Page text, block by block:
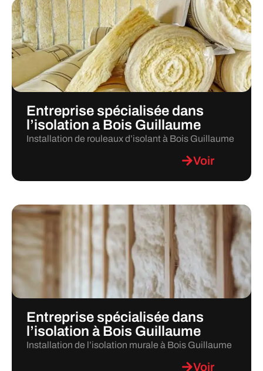
Entreprise spécialisée dans
l’isolation a Bois Guillaume
Installation de rouleaux d’isolant à Bois Guillaume
Voir
Entreprise spécialisée dans
l’isolation à Bois Guillaume
Installation de l’isolation murale à Bois Guillaume
Voir